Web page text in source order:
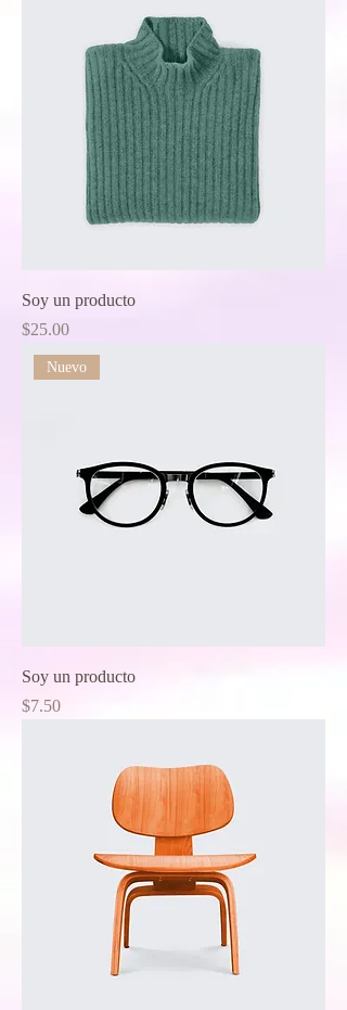
Soy un producto
Price
$25.00
Nuevo
Soy un producto
Price
$7.50